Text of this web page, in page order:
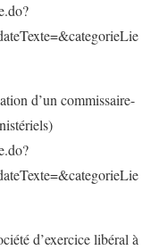
d’un commissaire-
d’exercice libéral à